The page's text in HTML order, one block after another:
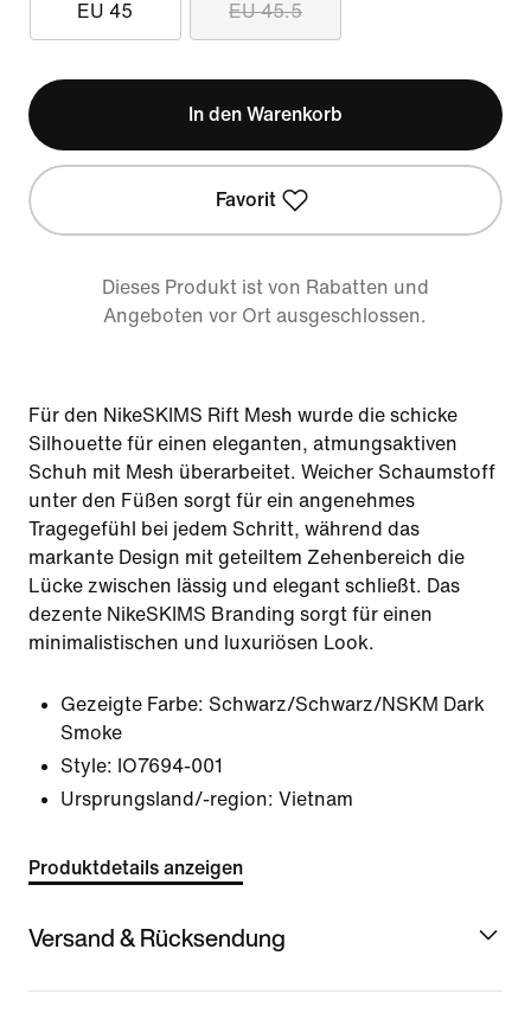
EU 45 EU 45.5
In den Warenkorb
Favorit
Dieses Produkt ist von Rabatten und
Angeboten vor Ort ausgeschlossen.
Für den NikeSKIMS Rift Mesh wurde die schicke
Silhouette für einen eleganten, atmungsaktiven
Schuh mit Mesh überarbeitet. Weicher Schaumstoff
unter den Füßen sorgt für ein angenehmes
Tragegefühl bei jedem Schritt, während das
markante Design mit geteiltem Zehenbereich die
Lücke zwischen lässig und elegant schließt. Das
dezente NikeSKIMS Branding sorgt für einen
minimalistischen und luxuriösen Look.
Gezeigte Farbe: Schwarz/Schwarz/NSKM Dark
Smoke
Style: IO7694-001
Ursprungsland/-region: Vietnam
Produktdetails anzeigen
Versand & Rücksendung